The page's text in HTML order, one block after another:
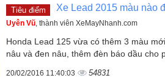
Tiêu điểm Xe Lead 2015 màu nào
Uyên Vũ, thành viên XeMayNhanh.com
Honda Lead 125 vừa có thêm 3 màu
nâu và đen nâu, thêm đèn báo dầu cho
20/02/2016 11:40:03 54831